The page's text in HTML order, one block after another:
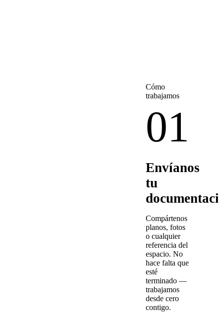
Cómo
trabajamos
01
Envíanos
tu
Compártenos
planos, fotos
o cualquier
referencia del
espacio. No
hace falta que
esté
terminado —
trabajamos
desde cero
contigo.